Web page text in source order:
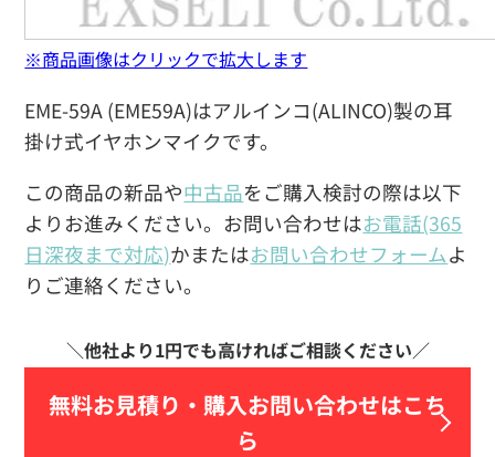
EME-59A (EME59A)はアルインコ(ALINCO)製の耳
掛け式イヤホンマイクです。
この商品の新品や中古品をご購入検討の際は以下
よりお進みください。お問い合わせはお電話(365
日深夜まで対応)かまたはお問い合わせフォームよ
りご連絡ください。
無料お見積り・ 購入お問い合わせはこち
ら
※商品画像はクリックで拡大します